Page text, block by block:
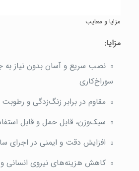
مزایا و معایب
مزایا:
نصب سریع و آسان بدون نیاز به
سوراخ‌کاری
مقاوم در برابر زنگ‌زدگی و رطوبت
سبک‌وزن، قابل حمل و قابل
افزایش دقت و ایمنی در اجرای
کاهش هزینه‌های نیروی انسانی و